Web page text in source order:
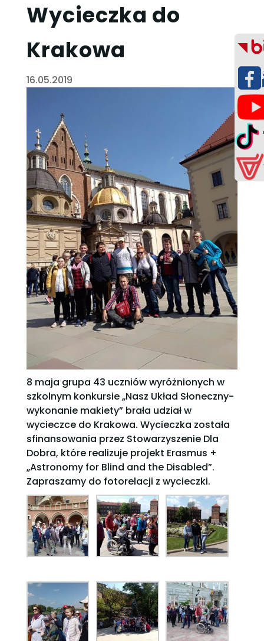
Wycieczka do
Krakowa
16.05.2019
8 maja grupa 43 uczniów wyróżnionych w
szkolnym konkursie „Nasz Układ Słoneczny-
wykonanie makiety” brała udział w
wycieczce do Krakowa. Wycieczka została
sfinansowania przez Stowarzyszenie Dla
Dobra, które realizuje projekt Erasmus +
„Astronomy for Blind and the Disabled”.
Zapraszamy do fotorelacji z wycieczki.